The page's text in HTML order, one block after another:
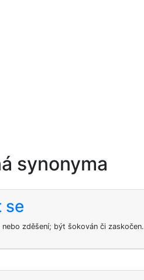
synonyma
se
nebo zděšení; být šokován či zaskočen.